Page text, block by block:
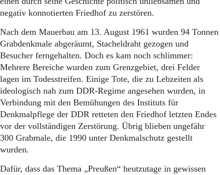
negativ konnotierten Friedhof zu zerstören.
Nach dem Mauerbau am 13. August 1961 wurden 94 Tonnen
Grabdenkmale abgeräumt, Stacheldraht gezogen und
Besucher ferngehalten. Doch es kam noch schlimmer:
Mehrere Bereiche wurden zum Grenzgebiet, drei Felder
lagen im Todesstreifen. Einige Tote, die zu Lebzeiten als
ideologisch nah zum DDR-Regime angesehen wurden, in
Verbindung mit den Bemühungen des Instituts für
Denkmalpflege der DDR retteten den Friedhof letzten Endes
vor der vollständigen Zerstörung. Übrig blieben ungefähr
300 Grabmale, die 1990 unter Denkmalschutz gestellt
wurden.
Dafür, dass das Thema „Preußen“ heutzutage in gewissen